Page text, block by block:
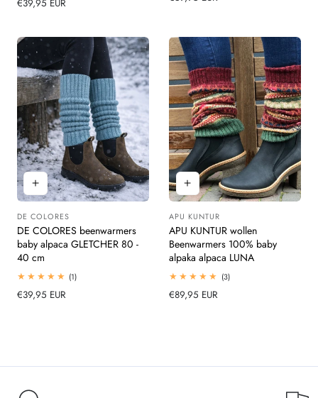
Normale
€39,95 EUR
Leverancier:
DE COLORES
DE COLORES beenwarmers
baby alpaca GLETCHER 80 -
40 cm
(1)1
Normale
€39,95 EUR
Leverancier:
APU KUNTUR
APU KUNTUR wollen
Beenwarmers 100% baby
alpaka alpaca LUNA
(3)3
Normale
€89,95 EUR